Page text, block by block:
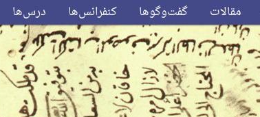
مقالات گفت‌وگوها کنفرانس‌ها درس‌ها